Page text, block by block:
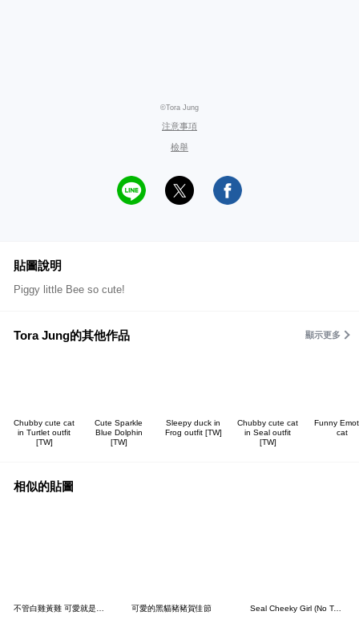
©Tora Jung
注意事項
檢舉
貼圖說明
Piggy little Bee so cute!
Tora Jung的其他作品 顯示更多
Chubby cute cat
in Turtlet outfit
[TW]
Cute Sparkle
Blue Dolphin
[TW]
Sleepy duck in
Frog outfit [TW]
Chubby cute cat
in Seal outfit
[TW]
Funny
cat
相似的貼圖
不管白雞黃雞 可愛就是好雞 可愛的黑貓豬豬賀佳節 Seal Cheeky Girl (No Text)